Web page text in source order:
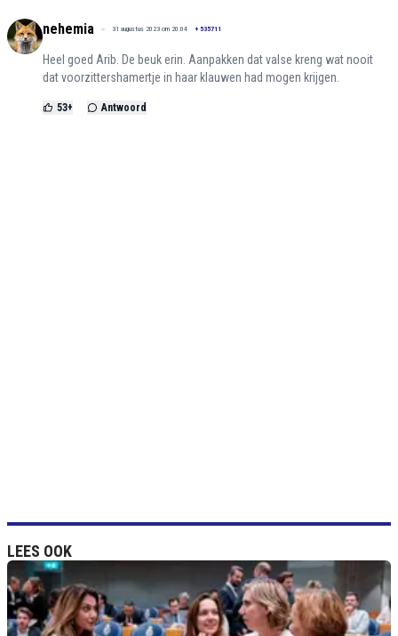
nehemia 31 augustus 2023 om 20:04 + 535711
Heel goed Arib. De beuk erin. Aanpakken dat valse kreng wat nooit
dat voorzittershamertje in haar klauwen had mogen krijgen.
53+ Antwoord
LEES OOK